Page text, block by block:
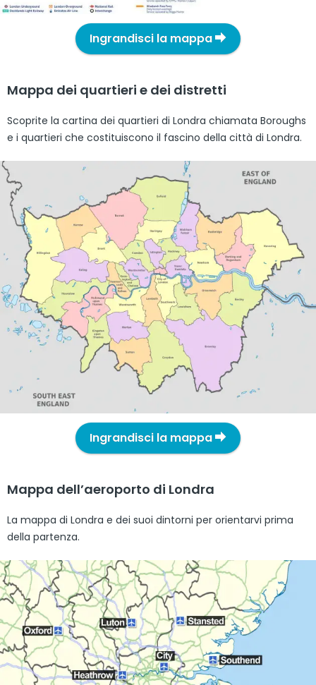
Ingrandisci la mappa
Mappa dei quartieri e dei distretti
Scoprite la cartina dei quartieri di Londra chiamata Boroughs
e i quartieri che costituiscono il fascino della città di Londra.
Ingrandisci la mappa
Mappa dell’aeroporto di Londra
La mappa di Londra e dei suoi dintorni per orientarvi prima
della partenza.